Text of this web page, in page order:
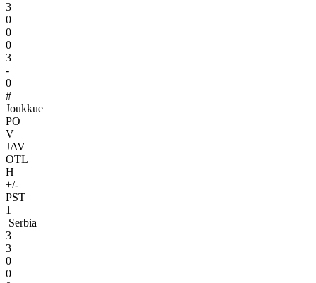
3
0
0
0
3
-
0
#
Joukkue
PO
V
JAV
OTL
H
+/-
PST
1
Serbia
3
3
0
0